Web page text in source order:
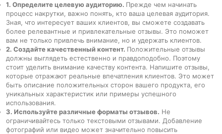
1. Определите целевую аудиторию. Прежде чем начинать
процесс накрутки, важно понять, кто ваша целевая аудитория.
Зная, что интересует ваших клиентов, вы сможете создавать
более релевантные и привлекательные отзывы. Это поможет
вам не только привлечь внимание, но и удержать клиентов.
2. Создайте качественный контент. Положительные отзывы
должны выглядеть естественно и правдоподобно. Поэтому
стоит уделить внимание качеству контента. Напишите отзывы,
которые отражают реальные впечатления клиентов. Это может
быть описание положительных сторон вашего продукта, его
уникальных характеристик или примеры успешного
использования.
3. Используйте различные форматы отзывов. Не
ограничивайтесь только текстовыми отзывами. Добавление
фотографий или видео может значительно повысить